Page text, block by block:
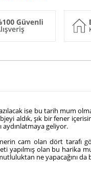
ise bu tarih mum
aldık, şık bir fener
aydınlatmaya geliyor.
cam olan dört tarafı
yapılmış olan bu harika
ne yapacağını da